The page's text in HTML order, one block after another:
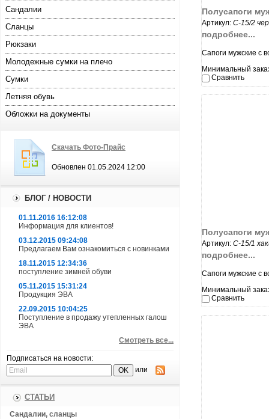
Сандалии
Сланцы
Рюкзаки
Молодежные сумки на плечо
Сумки
Летняя обувь
Обложки на документы
Скачать Фото-Прайс
Обновлен 01.05.2024 12:00
БЛОГ / НОВОСТИ
01.11.2016 16:12:08
Информация для клиентов!
03.12.2015 09:24:08
Предлагаем Вам ознакомиться с новинками
18.11.2015 12:34:36
поступление зимней обуви
05.11.2015 15:31:24
Продукция ЭВА
22.09.2015 10:04:25
Поступление в продажу утепленных галош
ЭВА
Смотреть все...
Подписаться на новости:
или
СТАТЬИ
Сандалии, сланцы
Полусапоги
Артикул: С-15/2
подробнее...
Сапоги мужские с
Минимальный
Сравнить
Полусапоги
Артикул: С-15/1
подробнее...
Сапоги мужские с
Минимальный
Сравнить